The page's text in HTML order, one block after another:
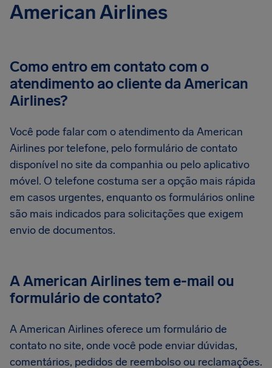
American Airlines
Como entro em contato com o
atendimento ao cliente da American
Airlines?
Você pode falar com o atendimento da American
Airlines por telefone, pelo formulário de contato
disponível no site da companhia ou pelo aplicativo
móvel. O telefone costuma ser a opção mais rápida
em casos urgentes, enquanto os formulários online
são mais indicados para solicitações que exigem
envio de documentos.
A American Airlines tem e-mail ou
formulário de contato?
A American Airlines oferece um formulário de
contato no site, onde você pode enviar dúvidas,
comentários, pedidos de reembolso ou reclamações.